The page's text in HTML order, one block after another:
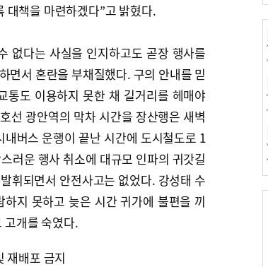
대책을 마련하겠다”고 밝혔다.
없다는 사실을 인지하고도 곧장 행사를
면서 혼란을 부채질했다. 구의 안내를 믿
통도 이용하지 못한 채 길거리를 헤매야
선 광안역의 막차 시간을 장산행은 새벽
버스 운행이 끝난 시간에 도시철도로 1
러운 행사 취소에 대규모 인파의 귀갓길
휘되면서 안전사고는 없었다. 강성태 수
지 못하고 늦은 시간 귀가에 불편을 끼
고개를 숙였다.
배포 금지